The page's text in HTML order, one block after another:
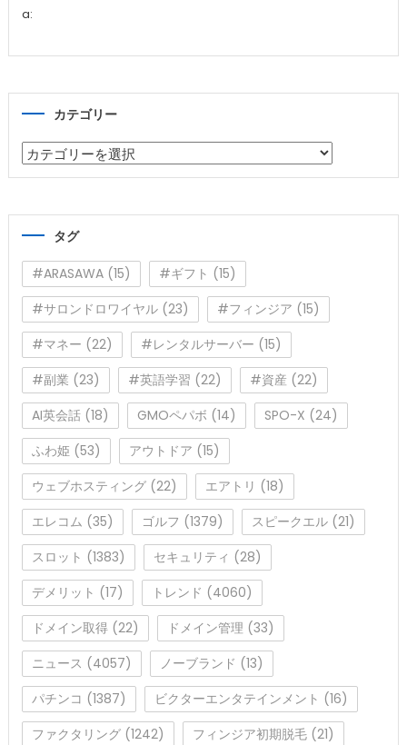
a:
カテゴリー
カ
テ
タグ
#ARASAWA(15) #ギフト (15)
#サロンドロワイヤル(23) #フィンジア (15)
#マネー (22) #レンタルサーバー (15)
#副業 (23) #英語学習 (22) #資産 (22)
AI英会話(18) GMOペパボ (14) SPO-X (24)
ふわ姫 (53) アウトドア (15)
ウェブホスティング(22) エアトリ (18)
エレコム (35) ゴルフ (1379) スピークエル(21)
スロット (1383) セキュリティ (28)
デメリット (17) トレンド (4060)
ドメイン取得(22) ドメイン管理 (33)
ニュース (4057) ノーブランド (13)
パチンコ (1387) ビクターエンタテインメント (16)
ファクタリング(1242) フィンジア初期脱毛(21)